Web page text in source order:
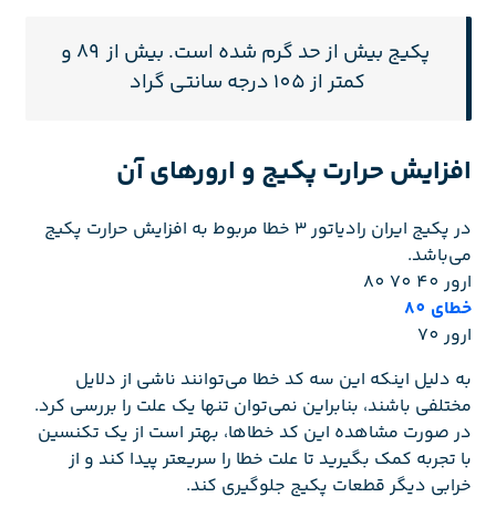
پکیج بیش از حد گرم شده است. بیش از 89 و
کمتر از 105 درجه سانتی گراد
افزایش حرارت پکیج و ارورهای آن
در پکیج ایران رادیاتور 3 خطا مربوط به افزایش حرارت پکیج
می‌باشد.
ارور‌ 40 70 80
خطای 80
ارور 70
به دلیل اینکه این سه کد خطا می‌توانند ناشی از دلایل
مختلفی باشند، بنابراین نمی‌توان تنها یک علت را بررسی کرد.
در صورت مشاهده این کد خطاها، بهتر است از یک تکنسین
با تجربه کمک بگیرید تا علت خطا را سریعتر پیدا کند و از
خرابی دیگر قطعات پکیج جلوگیری کند.